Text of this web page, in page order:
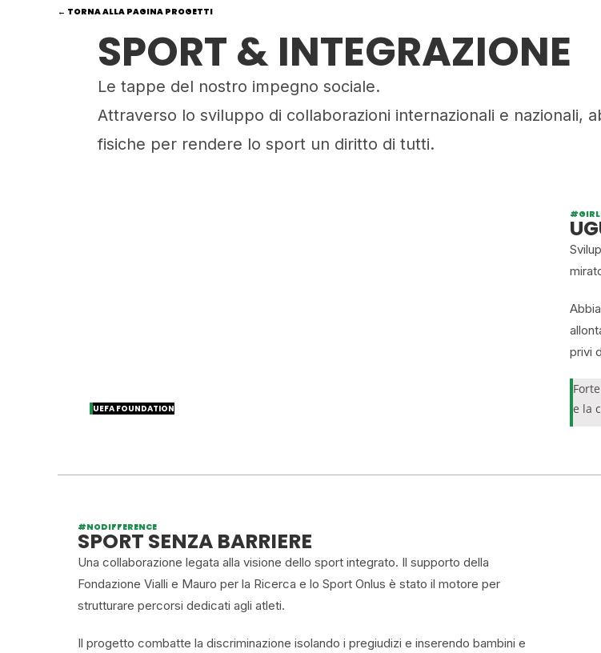
← TORNA ALLA PAGINA PROGETTI
SPORT & INTEGRAZIONE
Le tappe del nostro impegno sociale.
Attraverso lo sviluppo di collaborazioni internazionali e nazionali,
fisiche per rendere lo sport un diritto di tutti.
UEFA FOUNDATION
privi
e la
#NODIFFERENCE
SPORT SENZA BARRIERE
Una collaborazione legata alla visione dello sport integrato. Il supporto della
Fondazione Vialli e Mauro per la Ricerca e lo Sport Onlus è stato il motore per
strutturare percorsi dedicati agli atleti.
Il progetto combatte la discriminazione isolando i pregiudizi e inserendo bambini e